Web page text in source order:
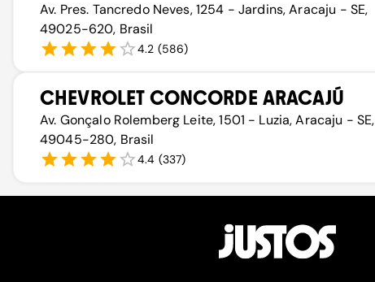
Av. Pres. Tancredo Neves, 1254 - Jardins, Aracaju - SE,
49025-620, Brasil
4.2 (586)
CHEVROLET CONCORDE ARACAJÚ
Av. Gonçalo Rolemberg Leite, 1501 - Luzia, Aracaju - SE,
49045-280, Brasil
4.4 (337)